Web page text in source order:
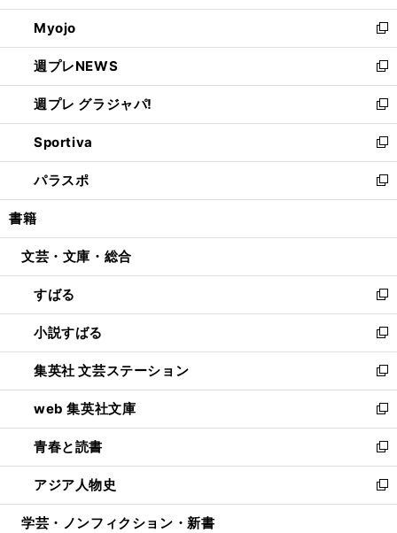
開
く
ウ
で
開
く
ン
ド
ウ
で
開
く
ウ
ィ
ン
ド
ウ
で
開
く
Myojo
新
し
い
ウ
ィ
ン
ド
ウ
で
開
週プレNEWS
新
し
い
ウ
ィ
ン
ド
ウ
開
週プレ グラジャパ!
新
し
い
ウ
ィ
ン
ウ
開
く
Sportiva
新
し
い
ウ
ン
ウ
で
開
く
パラスポ
新
し
ウ
ン
ド
ウ
で
開
く
書籍
文芸・文庫・総合
すばる
新
し
い
ウ
ィ
ン
ド
ウ
で
開
く
小説すばる
新
し
い
ウ
ィ
ン
ド
ウ
で
開
集英社 文芸ステーション
新
し
い
ウ
ィ
ン
ド
ウ
web 集英社文庫
新
し
い
ウ
ィ
ン
青春と読書
新
し
い
ウ
アジア人物史
新
し
学芸・ノンフィクション・新書